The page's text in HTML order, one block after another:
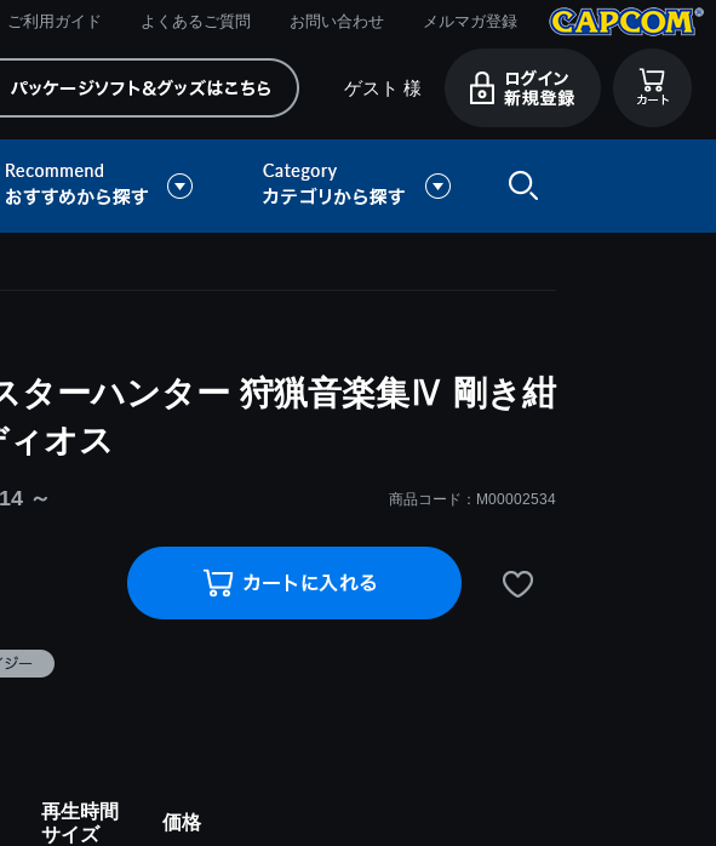
ご利用ガイド よくあるご質問 お問い合わせ メルマガ登録
ゲスト 様
ターハンター 狩猟音楽集Ⅳ 剛き紺
オス
～ 商品コード：M00002534
再生時間
サイズ
価格